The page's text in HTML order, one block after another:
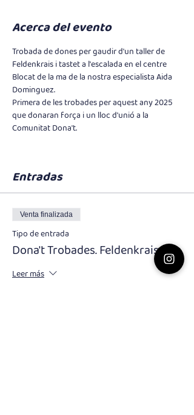
Acerca del evento
Trobada de dones per gaudir d'un taller de
Feldenkrais i tastet a l'escalada en el centre
Blocat de la ma de la nostra especialista Aida
Dominguez.
Primera de les trobades per aquest any 2025
que donaran força i un lloc d'unió a la
Comunitat Dona't.
Entradas
Venta finalizada
Tipo de entrada
Dona't Trobades. Feldenkrais
Leer más